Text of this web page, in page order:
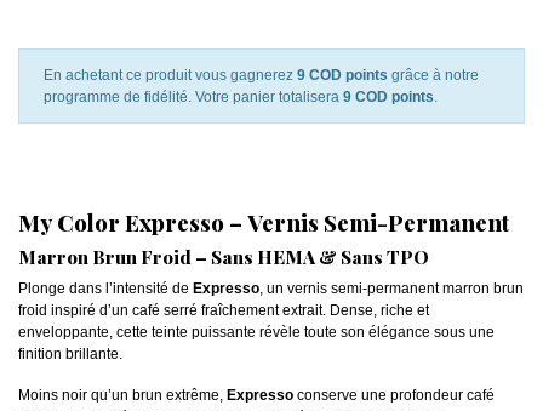
En achetant ce produit vous gagnerez 9 COD points grâce à notre
programme de fidélité. Votre panier totalisera 9 COD points.
My Color Expresso – Vernis Semi-Permanent
Marron Brun Froid – Sans HEMA & Sans TPO
Plonge dans l’intensité de Expresso, un vernis semi-permanent marron brun
froid inspiré d’un café serré fraîchement extrait. Dense, riche et
enveloppante, cette teinte puissante révèle toute son élégance sous une
finition brillante.
Moins noir qu’un brun extrême, Expresso conserve une profondeur café